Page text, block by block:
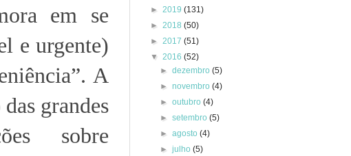
em se
e urgente)
A
grandes
sobre
► 2019 (131)
► 2018 (50)
► 2017 (51)
▼ 2016 (52)
►dezembro(5)
►novembro(4)
►outubro(4)
►setembro(5)
►agosto(4)
►julho(5)